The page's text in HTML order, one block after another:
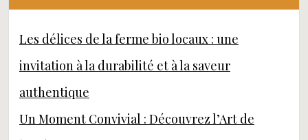
Les délices de la ferme bio locaux : une
invitation à la durabilité et à la saveur
authentique
Un Moment Convivial : Découvrez l’Art de